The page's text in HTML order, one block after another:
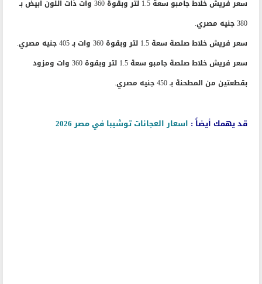
سعر فريش خلاط جامبو سعة 1.5 لتر وبقوة 360 وات ذات اللون ابيض بـ
380 جنيه مصري.
سعر فريش خلاط صلصة سعة 1.5 لتر وبقوة 360 وات بـ 405 جنيه مصري.
سعر فريش خلاط صلصة جامبو سعة 1.5 لتر وبقوة 360 وات ومزود
بقطعتين من المطحنة بـ 450 جنيه مصري.
قد يهمك أيضاً : اسعار العجانات توشيبا في مصر 2026